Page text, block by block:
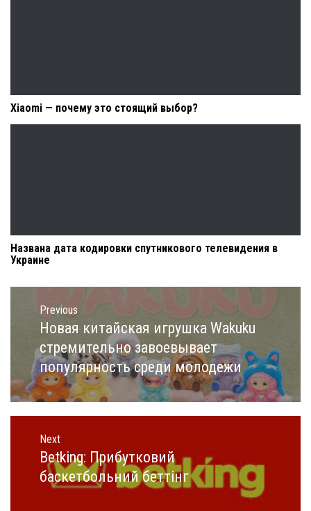
Xiaomi — почему это стоящий выбор?
Названа дата кодировки спутникового телевидения в
Украине
Навигация
записям
Previous
Previous
post:
Новая китайская игрушка Wakuku
стремительно завоевывает
популярность среди молодежи
Next
Next
post:
Betking: Прибутковий
баскетбольний беттінг